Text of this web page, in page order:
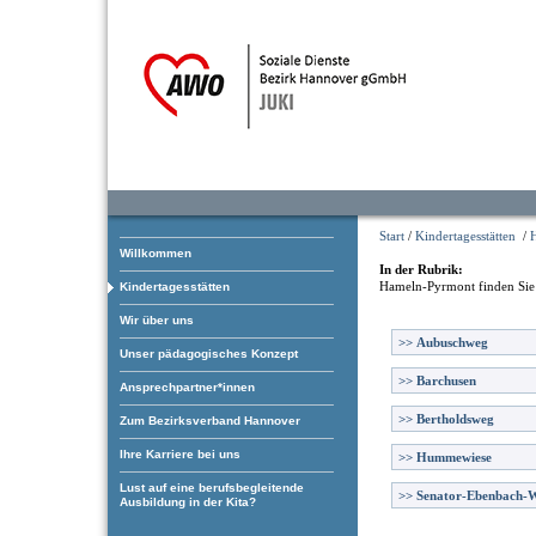
Willkommen
Kindertagesstätten
Wir über uns
Unser pädagogisches Konzept
Ansprechpartner*innen
Zum Bezirksverband Hannover
Ihre Karriere bei uns
Lust auf eine berufsbegleitende
Ausbildung in der Kita?
Start / Kindertagesstätten /
In der Rubrik:
Hameln-Pyrmont finden
>> Aubuschweg
>> Barchusen
>> Bertholdsweg
>> Hummewiese
>> Senator-Ebenbach-